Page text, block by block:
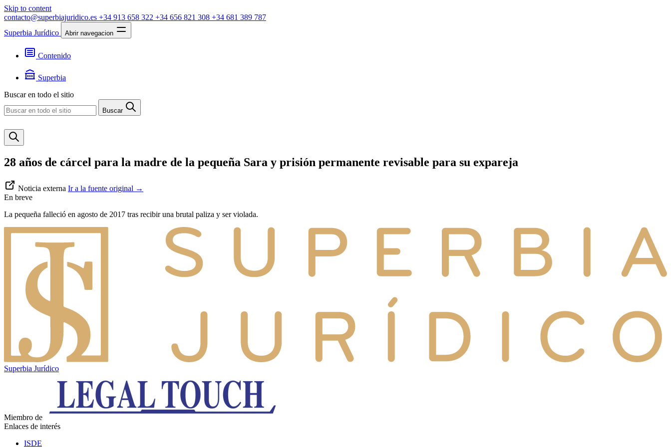
Skip to content
contacto@superbiajuridico.es +34 913 658 322 +34 656 821 308 +34 681 389 787
Superbia Jurídico
Abrir navegacion
Contenido
Jurisprudencia
Noticias
Superbia
Contacto
Buscar en todo el sitio
Buscar
28 años de cárcel para la madre de la pequeña Sara y prisión permanente revisable para su expareja
Noticia externa Ir a la fuente original →
En breve
La pequeña falleció en agosto de 2017 tras recibir una brutal paliza y ser violada.
Superbia Jurídico
Miembro de
Enlaces de interés
ISDE